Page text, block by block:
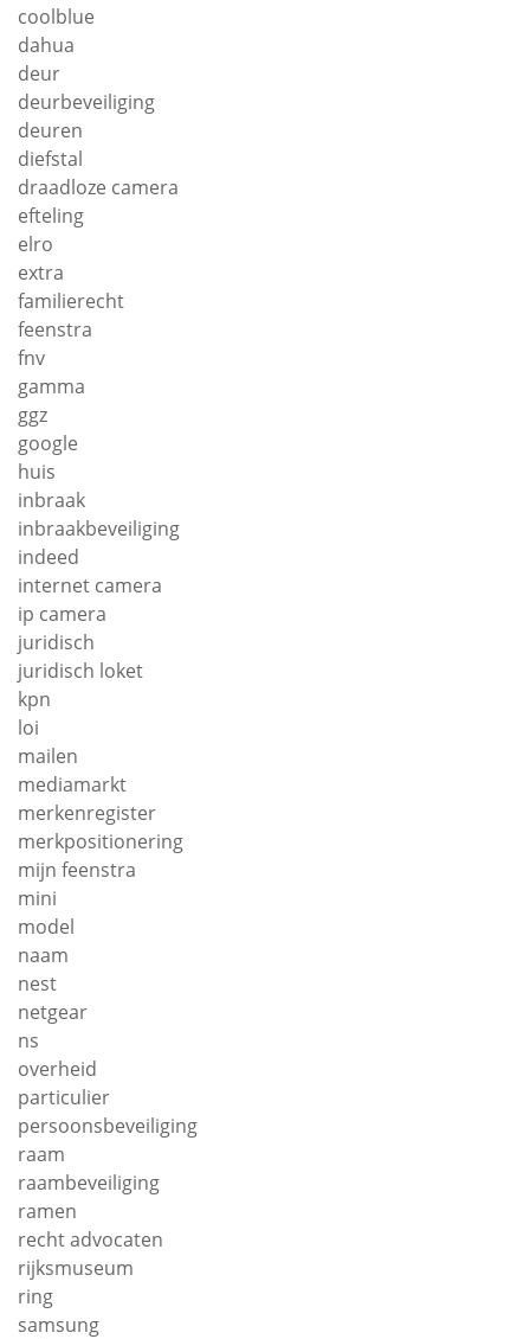
coolblue
dahua
deur
deurbeveiliging
deuren
diefstal
draadloze camera
efteling
elro
extra
familierecht
feenstra
fnv
gamma
ggz
google
huis
inbraak
inbraakbeveiliging
indeed
internet camera
ip camera
juridisch
juridisch loket
kpn
loi
mailen
mediamarkt
merkenregister
merkpositionering
mijn feenstra
mini
model
naam
nest
netgear
ns
overheid
particulier
persoonsbeveiliging
raam
raambeveiliging
ramen
recht advocaten
rijksmuseum
ring
samsung